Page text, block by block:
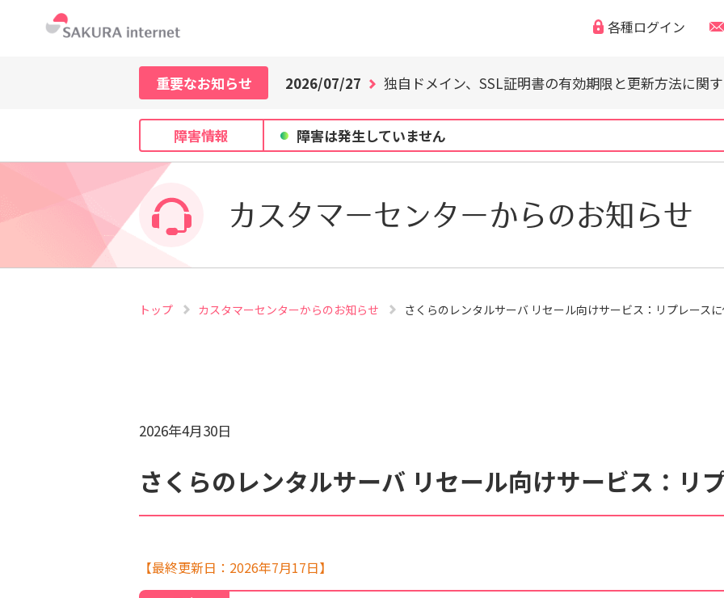
検索対象 すべて
個人情報保護のため、お名前や連絡先、会員IDを入力しないでください。 サイト内検索について
各種ログイン
重要なお知らせ
WordPress の脆弱性にご注意ください（CVE-2026-
2026/07/21
WordPress の脆弱性にご注意ください（CVE-2026-
2026/07/29
「なりすまし・フィッシング詐欺などの迷惑メール」「
2026/07/27
独自ドメイン、SSL証明書の有効期限と更新方法に関
2026/07/21
WordPress の脆弱性にご注意ください（CVE-2026-
障害情報 障害は発生していません
カスタマーセンターからのお知らせ
トップ カスタマーセンターからのお知らせ さくらのレンタルサーバ リセール向けサービス：リプレース
2026年4月30日
さくらのレンタルサーバ リセール向けサービス：リ
【最終更新日：2026年7月17日】